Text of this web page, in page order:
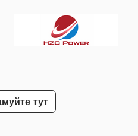
Інструмент Changer
Портал
З Нахелу Леза
тут